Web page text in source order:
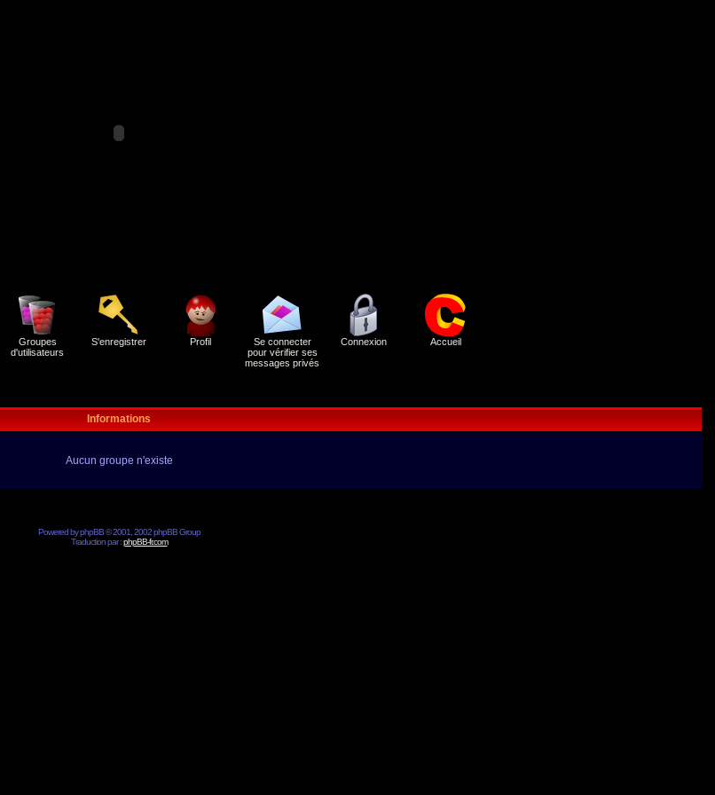
Groupes
d'utilisateurs
S'enregistrer Profil
Se connecter
pour vérifier ses
messages privés
Connexion Accueil
Informations
Aucun groupe n'existe
Powered byphpBB© 2001, 2002 phpBB Group
Traduction par :phpBB-fr.com